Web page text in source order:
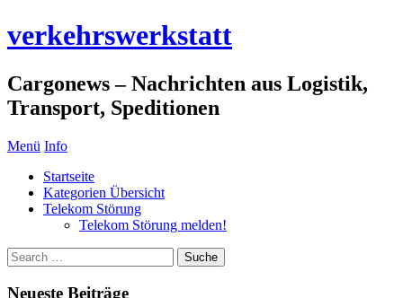
verkehrswerkstatt
Cargonews – Nachrichten aus Logistik,
Transport, Speditionen
Menü Info
Startseite
Kategorien Übersicht
Telekom Störung
Telekom Störung melden!
Neueste Beiträge